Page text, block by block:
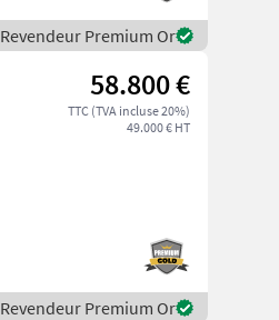
Revendeur Premium Or
58.800 €
TTC (TVA incluse 20%)
49.000 € HT
Revendeur Premium Or